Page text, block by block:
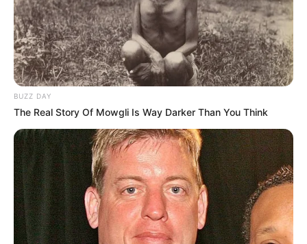
estratégia da categoria em linguagem simples e direta:
BUZZ DAY
The Real Story Of Mowgli Is Way Darker Than You Think